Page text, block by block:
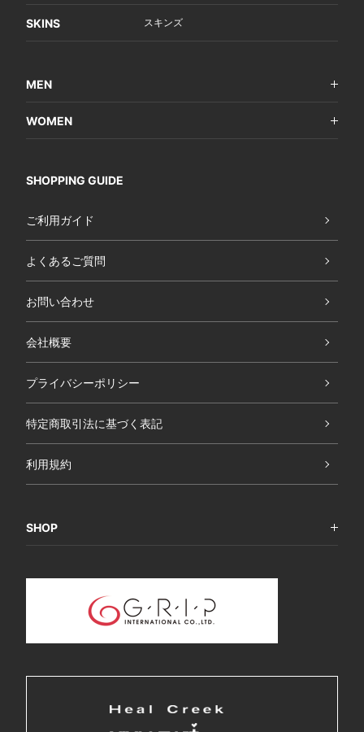
SKINS スキンズ
MEN
WOMEN
SHOPPING GUIDE
ご利用ガイド
よくあるご質問
お問い合わせ
会社概要
プライバシーポリシー
特定商取引法に基づく表記
利用規約
SHOP